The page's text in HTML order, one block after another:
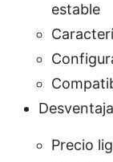
estable
Precio